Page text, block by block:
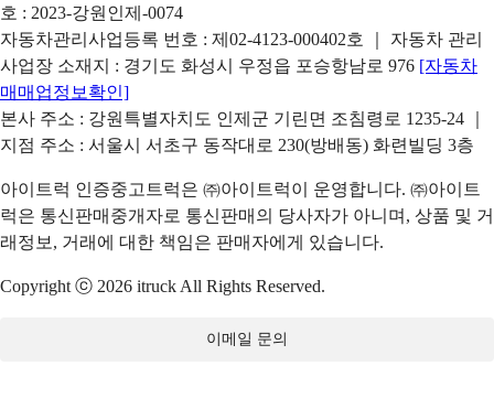
호 : 2023-강원인제-0074
자동차관리사업등록 번호 : 제02-4123-000402호 ｜ 자동차 관리
사업장 소재지 : 경기도 화성시 우정읍 포승항남로 976 [자동차
매매업정보확인]
본사 주소 : 강원특별자치도 인제군 기린면 조침령로 1235-24 ｜
지점 주소 : 서울시 서초구 동작대로 230(방배동) 화련빌딩 3층
아이트럭 인증중고트럭은 ㈜아이트럭이 운영합니다. ㈜아이트
럭은 통신판매중개자로 통신판매의 당사자가 아니며, 상품 및 거
래정보, 거래에 대한 책임은 판매자에게 있습니다.
Copyright ⓒ 2026 itruck All Rights Reserved.
이메일 문의